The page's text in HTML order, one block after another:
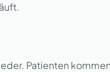
Patienten